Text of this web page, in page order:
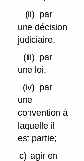
(ii) par
une décision
judiciaire,
(iii) par
une loi,
(iv) par
une
convention à
laquelle il
est partie;
c) agir en